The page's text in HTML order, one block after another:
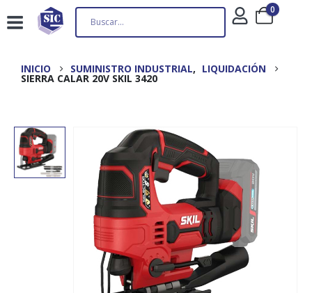
0
INICIO SUMINISTRO INDUSTRIAL, LIQUIDACIÓN
SIERRA CALAR 20V SKIL 3420